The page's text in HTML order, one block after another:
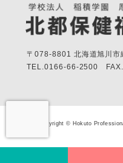
〒078-8801 北海道旭川市
TEL.0166-66-2500
Copyright © Hokuto